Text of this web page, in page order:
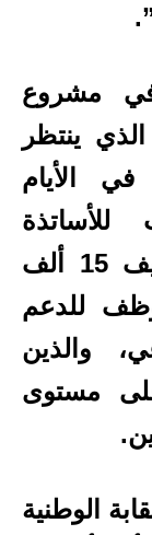
مشروع
الموازنة لسنة 2022، الذي ينتظر
في الأيام
للأساتذة
المتعاقدين، تتوزع على توظيف 15 ألف
إضافة إلى 2000 موظف للدعم
والذين
مستوى
الوطنية